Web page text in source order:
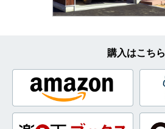
購入はこちら